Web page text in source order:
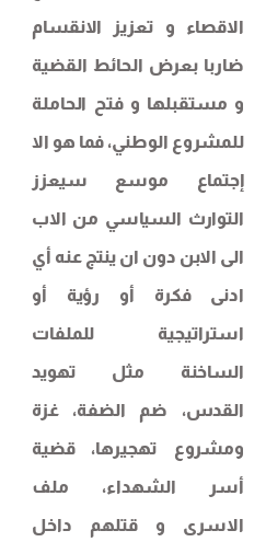
الاقصاء و تعزيز الانقسام
ضاربا بعرض الحائط القضية
و مستقبلها و فتح الحاملة
للمشروع الوطني، فما هو الا
إجتماع موسع سيعزز
التوارث السياسي من الاب
الى الابن دون ان ينتج عنه أي
ادنى فكرة أو رؤية أو
استراتيجية للملفات
الساخنة مثل تهويد
القدس، ضم الضفة، غزة
ومشروع تهجيرها، قضية
أسر الشهداء، ملف
الاسرى و قتلهم داخل